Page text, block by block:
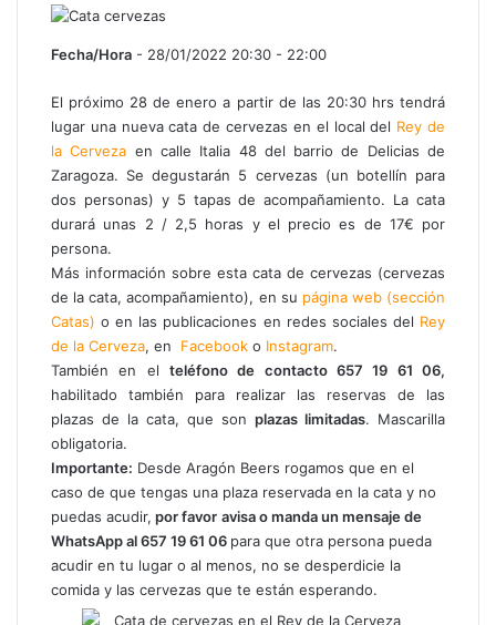
Fecha/Hora - 28/01/2022 20:30 - 22:00
El próximo 28 de enero a partir de las 20:30 hrs tendrá
lugar una nueva cata de cervezas en el local del Rey de
la Cerveza en calle Italia 48 del barrio de Delicias de
Zaragoza. Se degustarán 5 cervezas (un botellín para
dos personas) y 5 tapas de acompañamiento. La cata
durará unas 2 / 2,5 horas y el precio es de 17€ por
persona.
Más información sobre esta cata de cervezas (cervezas
de la cata, acompañamiento), en su página web (sección
Catas) o en las publicaciones en redes sociales del Rey
de la Cerveza, en Facebook o Instagram.
También en el teléfono de contacto 657 19 61 06,
habilitado también para realizar las reservas de las
plazas de la cata, que son plazas limitadas. Mascarilla
obligatoria.
Importante: Desde Aragón Beers rogamos que en el
caso de que tengas una plaza reservada en la cata y no
puedas acudir, por favor avisa o manda un mensaje de
WhatsApp al 657 19 61 06 para que otra persona pueda
acudir en tu lugar o al menos, no se desperdicie la
comida y las cervezas que te están esperando.